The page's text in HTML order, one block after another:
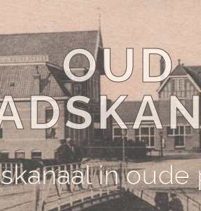
OUD
in oude